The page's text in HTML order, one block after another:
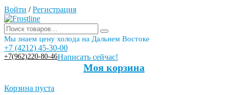
Войти / Регистрация
Мы знаем цену холода на Дальнем Востоке
+7 (4212) 45-30-00
+7(962)220-80-46Написать сейчас!
Моя корзина
Корзина пуста